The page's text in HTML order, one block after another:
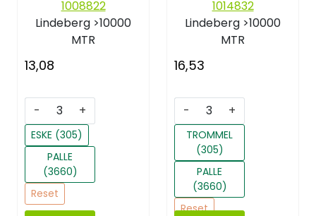
1008822
Lindeberg >10000
MTR
13,08
- +
ESKE (305)
PALLE
(3660)
Reset
1014832
Lindeberg >10000
MTR
16,53
- +
TROMMEL
(305)
PALLE
(3660)
Reset